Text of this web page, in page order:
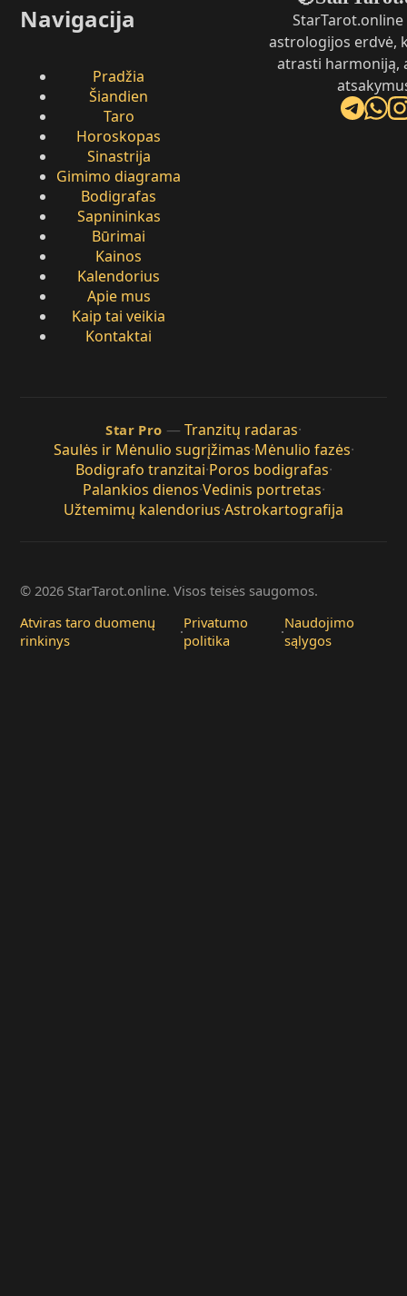
Navigacija
Pradžia
Šiandien
Taro
Horoskopas
Sinastrija
Gimimo diagrama
Bodigrafas
Sapnininkas
Būrimai
Kainos
Kalendorius
Apie mus
Kaip tai veikia
Kontaktai
StarTarot.online
astrologijos erdvė,
atrasti harmoniją,
Star Pro — Tranzitų radaras·
Saulės ir Mėnulio sugrįžimas·Mėnulio fazės·
Bodigrafo tranzitai·Poros bodigrafas·
Palankios dienos·Vedinis portretas·
Užtemimų kalendorius·Astrokartografija
© 2026 StarTarot.online. Visos teisės saugomos.
Atviras taro duomenų
rinkinys
·Privatumo
politika
·Naudojimo
sąlygos